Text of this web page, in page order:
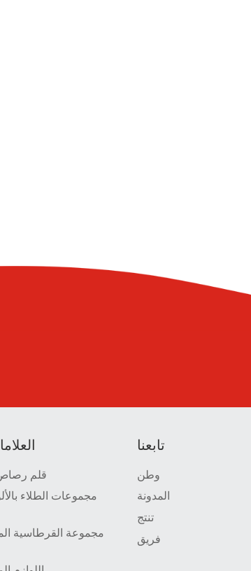
قلم
مجموعات الطلاء
مجموعة القرطاسية
تابعنا
وطن
المدونة
تنتج
فريق